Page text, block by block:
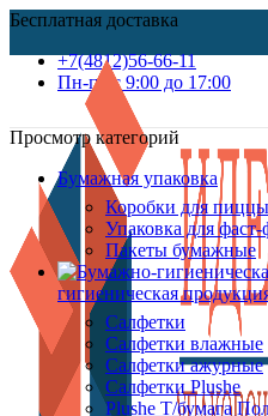
Бесплатная доставка
+7(4812)56-66-11
Пн-пт c 9:00 до 17:00
Просмотр категорий
Бумажная упаковка
Коробки для пиццы
Упаковка для фаст-
Пакеты бумажные
гигиеническая
Салфетки
Салфетки влажные
Салфетки ажурные
Салфетки Plushe
Plushe Т/бумага